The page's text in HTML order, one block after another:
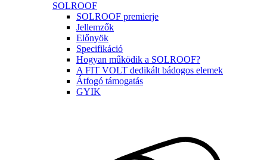
SOLROOF
SOLROOF premierje
Jellemzők
Előnyök
Specifikáció
Hogyan működik a SOLROOF?
A FIT VOLT dedikált bádogos elemek
Átfogó támogatás
GYIK